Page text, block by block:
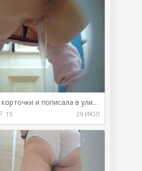
Присела на корточки и пописала в уличном туалете
15 29 ИЮЛ